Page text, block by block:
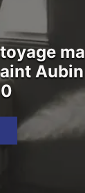
Aubin